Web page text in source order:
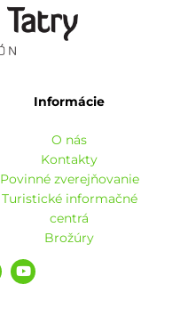
Informácie
O nás
Kontakty
Povinné zverejňovanie
Turistické informačné
centrá
Brožúry